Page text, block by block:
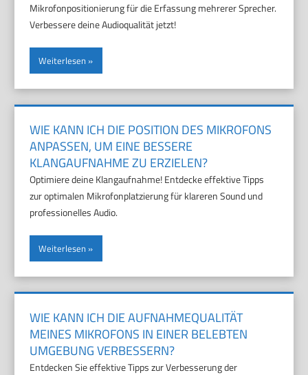
Mikrofonpositionierung für die Erfassung mehrerer Sprecher.
Verbessere deine Audioqualität jetzt!
Weiterlesen
WIE KANN ICH DIE POSITION DES MIKROFONS
ANPASSEN, UM EINE BESSERE
KLANGAUFNAHME ZU ERZIELEN?
Optimiere deine Klangaufnahme! Entdecke effektive Tipps
zur optimalen Mikrofonplatzierung für klareren Sound und
professionelles Audio.
Weiterlesen
WIE KANN ICH DIE AUFNAHMEQUALITÄT
MEINES MIKROFONS IN EINER BELEBTEN
UMGEBUNG VERBESSERN?
Entdecken Sie effektive Tipps zur Verbesserung der